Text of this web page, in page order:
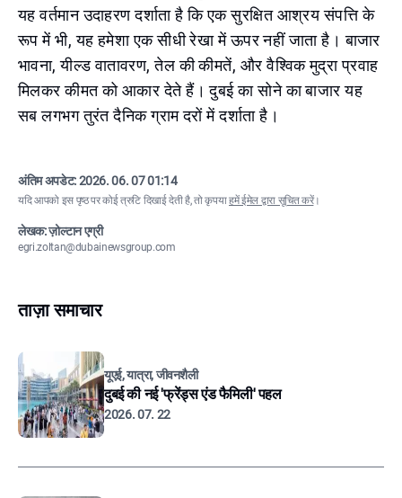
यह वर्तमान उदाहरण दर्शाता है कि एक सुरक्षित आश्रय संपत्ति के
रूप में भी, यह हमेशा एक सीधी रेखा में ऊपर नहीं जाता है। बाजार
भावना, यील्ड वातावरण, तेल की कीमतें, और वैश्विक मुद्रा प्रवाह
मिलकर कीमत को आकार देते हैं। दुबई का सोने का बाजार यह
सब लगभग तुरंत दैनिक ग्राम दरों में दर्शाता है।
अंतिम अपडेट:2026. 06. 07 01:14
यदि आपको इस पृष्ठ पर कोई त्रुटि दिखाई देती है, तो कृपयाहमें ईमेल द्वारा सूचित करें।
लेखक: ज़ोल्टान एग्री
egri.zoltan@dubainewsgroup.com
ताज़ा समाचार
यूएई, यात्रा, जीवनशैली
दुबई की नई 'फ्रेंड्स एंड फैमिली' पहल
2026. 07. 22